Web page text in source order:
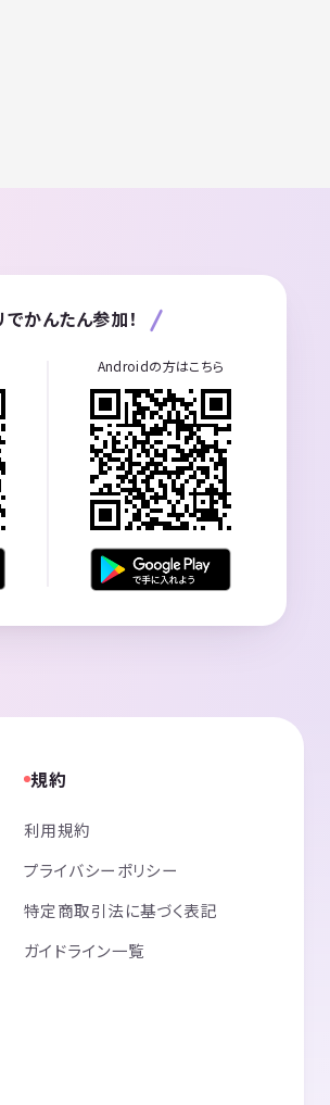
でかんたん参加！
Androidの方はこちら
規約
利用規約
プライバシーポリシー
特定商取引法に基づく表記
ガイドライン一覧